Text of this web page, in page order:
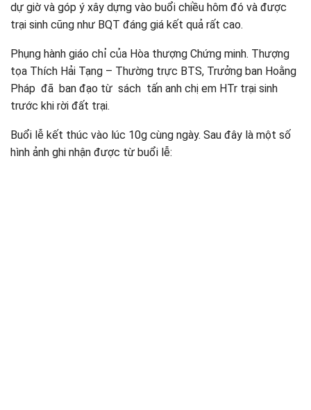
dự giờ và góp ý xây dựng vào buổi chiều hôm đó và được
trại sinh cũng như BQT đáng giá kết quả rất cao.
Phụng hành giáo chỉ của Hòa thượng Chứng minh. Thượng
tọa Thích Hải Tạng – Thường trực BTS, Trưởng ban Hoằng
Pháp đã ban đạo từ sách tấn anh chị em HTr trại sinh
trước khi rời đất trại.
Buổi lễ kết thúc vào lúc 10g cùng ngày. Sau đây là một số
hình ảnh ghi nhận được từ buổi lễ: